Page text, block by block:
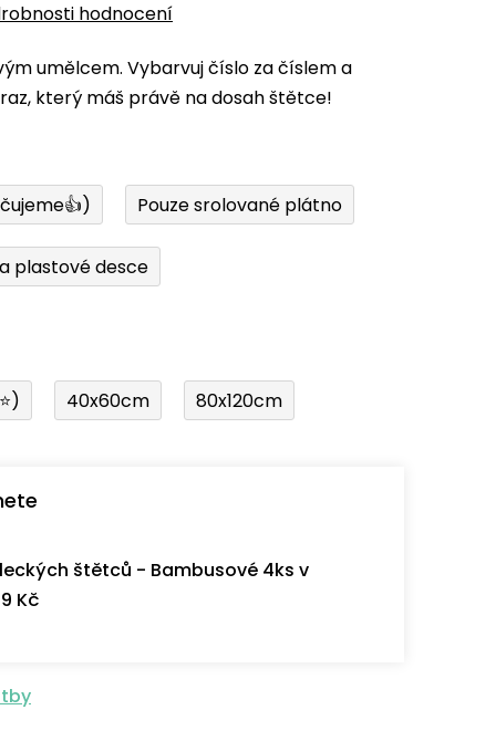
hodnocení
umělcem. Vybarvuj číslo za číslem a
který máš právě na dosah štětce!
Pouze srolované plátno
plastové desce
40x60cm 80x120cm
štětců - Bambusové 4ks v
Kč